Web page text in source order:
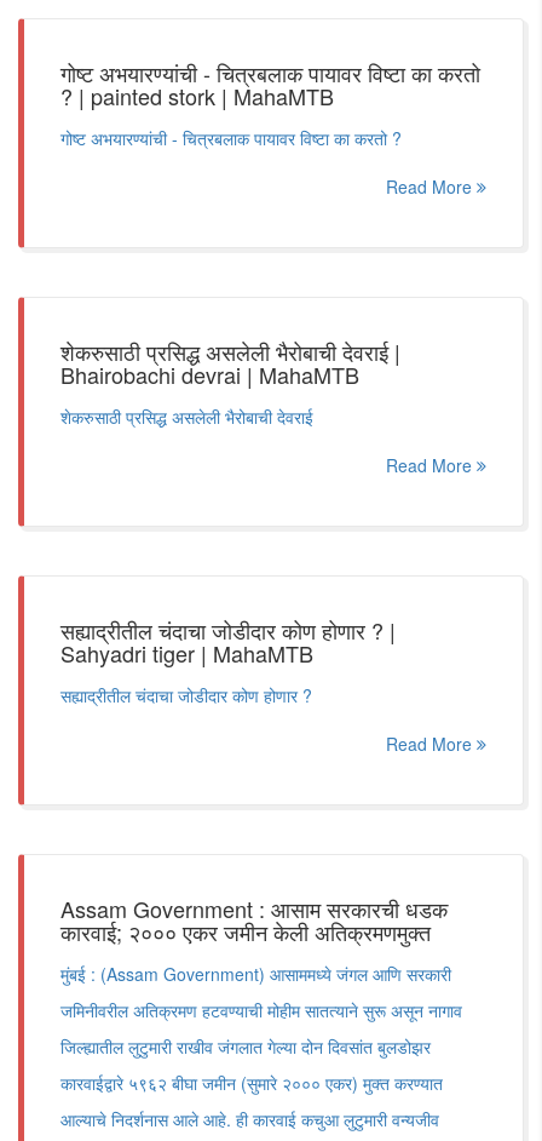
गोष्ट अभयारण्यांची - चित्रबलाक पायावर विष्टा का करतो
? | painted stork | MahaMTB
गोष्ट अभयारण्यांची - चित्रबलाक पायावर विष्टा का करतो ?
Read More
शेकरुसाठी प्रसिद्ध असलेली भैरोबाची देवराई |
Bhairobachi devrai | MahaMTB
शेकरुसाठी प्रसिद्ध असलेली भैरोबाची देवराई
Read More
सह्याद्रीतील चंदाचा जोडीदार कोण होणार ? |
Sahyadri tiger | MahaMTB
सह्याद्रीतील चंदाचा जोडीदार कोण होणार ?
Read More
Assam Government : आसाम सरकारची धडक
कारवाई; २००० एकर जमीन केली अतिक्रमणमुक्त
मुंबई : (Assam Government) आसाममध्ये जंगल आणि सरकारी
जमिनीवरील अतिक्रमण हटवण्याची मोहीम सातत्याने सुरू असून नागाव
जिल्ह्यातील लुटुमारी राखीव जंगलात गेल्या दोन दिवसांत बुलडोझर
कारवाईद्वारे ५९६२ बीघा जमीन (सुमारे २००० एकर) मुक्त करण्यात
आल्याचे निदर्शनास आले आहे. ही कारवाई कचुआ लुटुमारी वन्यजीव